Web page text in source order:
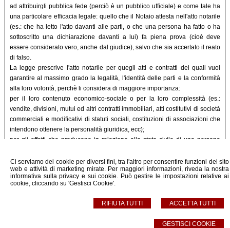
Ci serviamo dei cookie per diversi fini, tra l'altro per consentire funzioni del sito
web e attività di marketing mirate. Per maggiori informazioni, riveda la nostra
informativa sulla privacy e sui cookie. Può gestire le impostazioni relative ai
cookie, cliccando su 'Gestisci Cookie'.
ACCETTA TUTTI
RIFIUTA TUTTI
GESTISCI COOKIE
ad attribuirgli pubblica fede (perciò è un pubblico ufficiale) e come tale ha
una particolare efficacia legale: quello che il Notaio attesta nell'atto notarile
(es.: che ha letto l'atto davanti alle parti, o che una persona ha fatto o ha
sottoscritto una dichiarazione davanti a lui) fa piena prova (cioè deve
essere considerato vero, anche dal giudice), salvo che sia accertato il reato
di falso.
La legge prescrive l'atto notarile per quegli atti e contratti dei quali vuol
garantire al massimo grado la legalità, l'identità delle parti e la conformità
alla loro volontà, perchè li considera di maggiore importanza:
per il loro contenuto economico-sociale o per la loro complessità (es.:
vendite, divisioni, mutui ed altri contratti immobiliari, atti costitutivi di società
commerciali e modificativi di statuti sociali, costituzioni di associazioni che
intendono ottenere la personalità giuridica, ecc);
per gli effetti che producono in relazione allo stato civile di una persona
manifestazione della volontà di una persona ed alla sua precisa traduzione
in linguaggio giuridico (es.: testamento, donazione).